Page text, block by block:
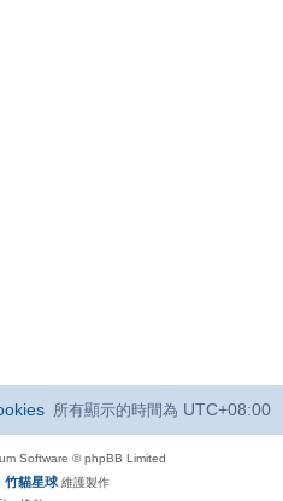
所有顯示的時間為 UTC+08:00
Software © phpBB Limited
竹貓星球 維護製作